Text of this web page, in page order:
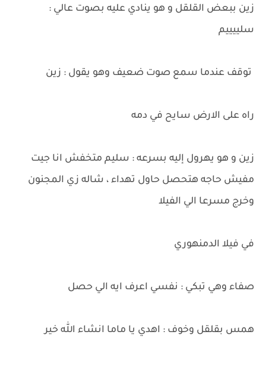
زين ببعض القلقل و هو ينادي عليه بصوت عالي :
سلييييم
توقف عندما سمع صوت ضعيف وهو يقول : زين
راه على الارض سايح في دمه
زين و هو يهرول إليه بسرعه : سليم متخفش انا جيت
مفيش حاجه هتحصل حاول تهداء ، شاله زي المجنون
وخرج مسرعا الي الفيلا
في فيلا الدمنهوري
صفاء وهي تبكي : نفسي اعرف ايه الي حصل
همس بقلقل وخوف : اهدي يا ماما انشاء الله خير